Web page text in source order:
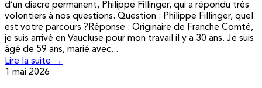
d’un diacre permanent, Philippe Fillinger, qui a répondu très
volontiers à nos questions. Question : Philippe Fillinger, quel
est votre parcours ?Réponse : Originaire de Franche Comté,
je suis arrivé en Vaucluse pour mon travail il y a 30 ans. Je suis
âgé de 59 ans, marié avec...
Lire la suite →
1 mai 2026